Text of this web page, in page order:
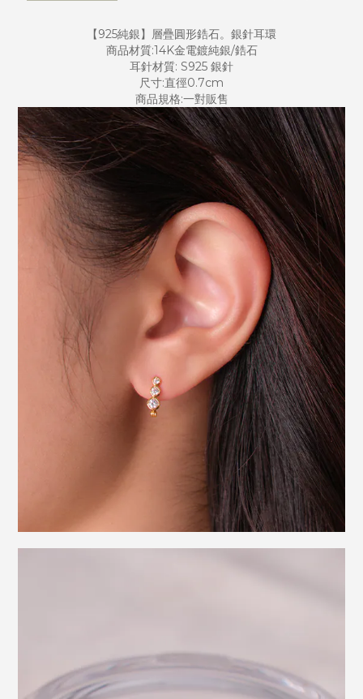
【925純銀】層疊圓形鋯石。銀針耳環
商品材質:14K金電鍍純銀/鋯石
耳針材質: S925 銀針
尺寸:直徑0.7cm
商品規格:一對販售